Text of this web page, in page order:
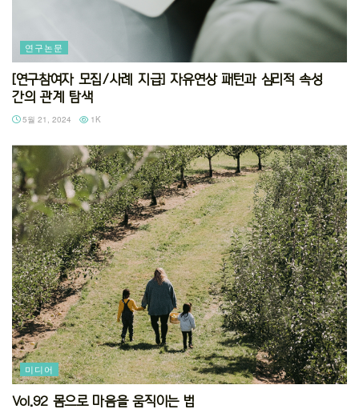
연구논문
[연구참여자 모집/사례 지급] 자유연상 패턴과 심리적 속성
간의 관계 탐색
5월 21, 2024 1K
미디어
Vol.92 몸으로 마음을 움직이는 법